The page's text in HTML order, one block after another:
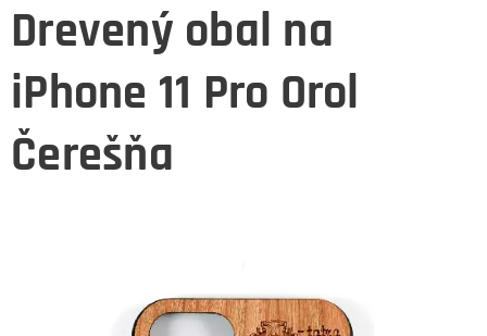
Drevený obal na
iPhone 11 Pro Orol
Čerešňa